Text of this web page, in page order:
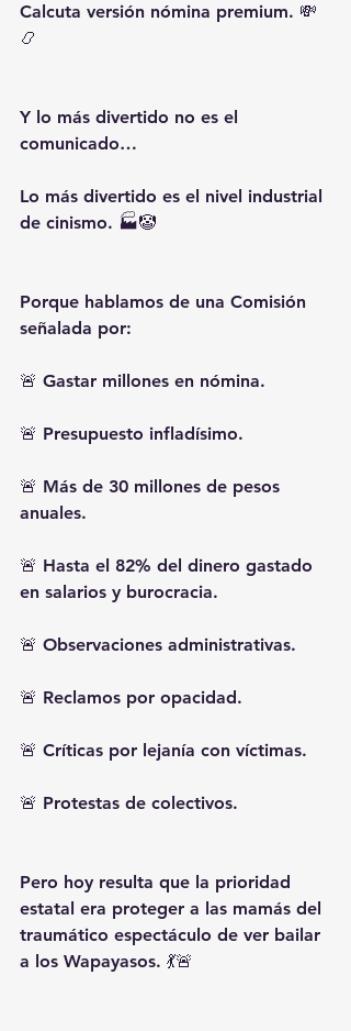
Calcuta versión nómina premium. 💸
📿
Y lo más divertido no es el
comunicado…
Lo más divertido es el nivel industrial
de cinismo. 🏭🤡
Porque hablamos de una Comisión
señalada por:
🚨 Gastar millones en nómina.
🚨 Presupuesto infladísimo.
🚨 Más de 30 millones de pesos
anuales.
🚨 Hasta el 82% del dinero gastado
en salarios y burocracia.
🚨 Observaciones administrativas.
🚨 Reclamos por opacidad.
🚨 Críticas por lejanía con víctimas.
🚨 Protestas de colectivos.
Pero hoy resulta que la prioridad
estatal era proteger a las mamás del
traumático espectáculo de ver bailar
a los Wapayasos. 💃🚨